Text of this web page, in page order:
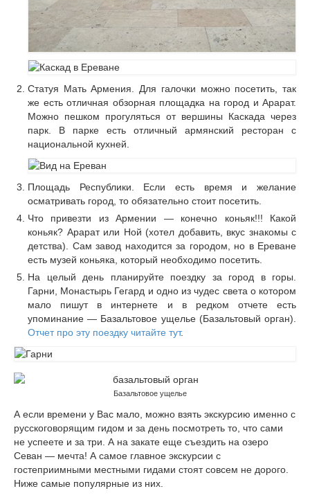
Статуя Мать Армения. Для галочки можно посетить, так
же есть отличная обзорная площадка на город и Арарат.
Можно пешком прогуляться от вершины Каскада через
парк. В парке есть отличный армянский ресторан с
национальной кухней.
Площадь Республики. Если есть время и желание
осматривать город, то обязательно стоит посетить.
Что привезти из Армении — конечно коньяк!!! Какой
коньяк? Арарат или Ной (хотел добавить, вкус знакомы с
детства). Сам завод находится за городом, но в Ереване
есть музей коньяка, который необходимо посетить.
На целый день планируйте поездку за город в горы.
Гарни, Монастырь Гегард и одно из чудес света о котором
мало пишут в интернете и в редком отчете есть
упоминание — Базальтовое ущелье (Базальтовый орган).
Отчет про эту поездку читайте тут.
Базальтовое ущелье
А если времени у Вас мало, можно взять экскурсию именно с
русскоговорящим гидом и за день посмотреть то, что сами
не успеете и за три. А на закате еще съездить на озеро
Севан — мечта! А самое главное экскурсии с
гостеприимными местными гидами стоят совсем не дорого.
Ниже самые популярные из них.